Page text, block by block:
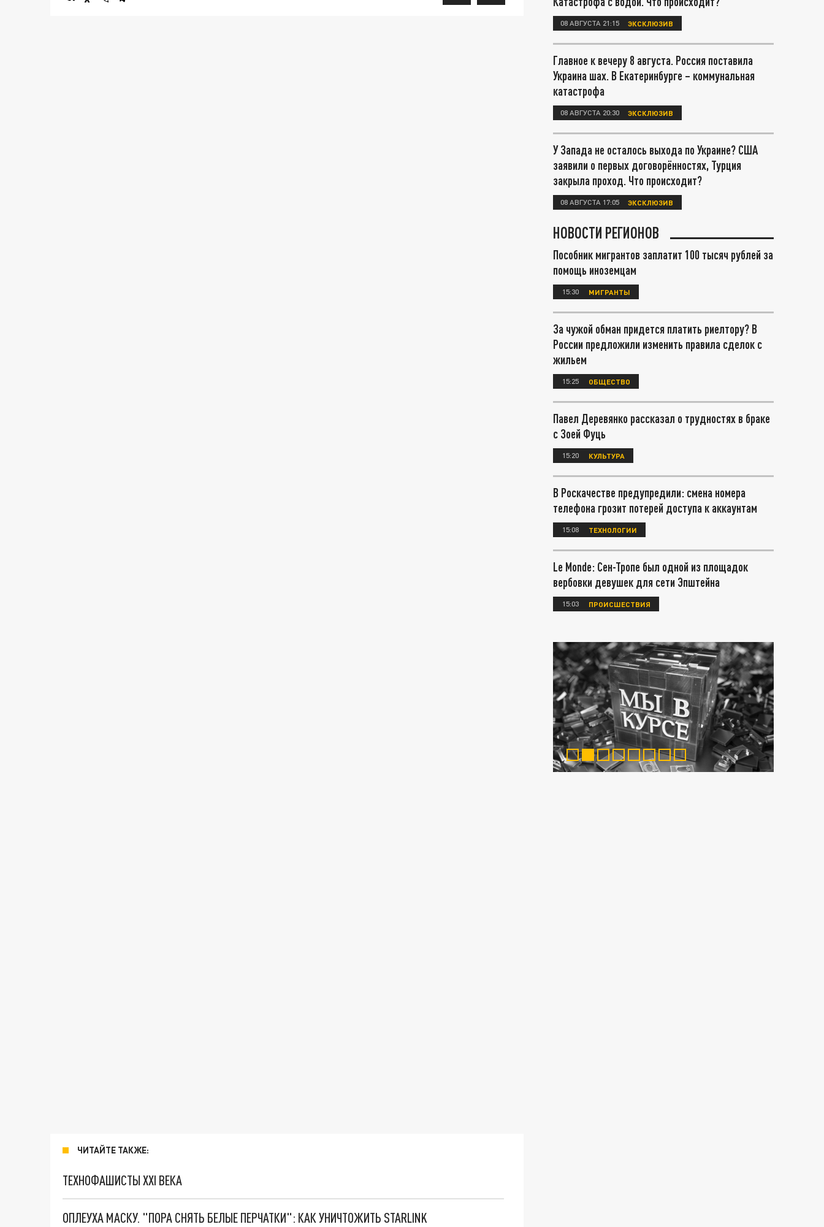
ЧИТАЙТЕ ТАКЖЕ:
ТЕХНОФАШИСТЫ XXI ВЕКА
ОПЛЕУХА МАСКУ. "ПОРА СНЯТЬ БЕЛЫЕ ПЕРЧАТКИ": КАК УНИЧТОЖИТЬ STARLINK
08 АВГУСТА 21:15 ЭКСКЛЮЗИВ
Главное к вечеру 8 августа. Россия поставила
Украина шах. В Екатеринбурге – коммунальная
катастрофа
08 АВГУСТА 20:30 ЭКСКЛЮЗИВ
У Запада не осталось выхода по Украине? США
заявили о первых договорённостях, Турция
закрыла проход. Что происходит?
08 АВГУСТА 17:05 ЭКСКЛЮЗИВ
НОВОСТИ РЕГИОНОВ
Пособник мигрантов заплатит 100 тысяч рублей за
помощь иноземцам
15:30 МИГРАНТЫ
За чужой обман придется платить риелтору? В
России предложили изменить правила сделок с
жильем
15:25 ОБЩЕСТВО
Павел Деревянко рассказал о трудностях в браке
с Зоей Фуць
15:20 КУЛЬТУРА
В Роскачестве предупредили: смена номера
телефона грозит потерей доступа к аккаунтам
15:08 ТЕХНОЛОГИИ
Le Monde: Сен-Тропе был одной из площадок
вербовки девушек для сети Эпштейна
15:03 ПРОИСШЕСТВИЯ